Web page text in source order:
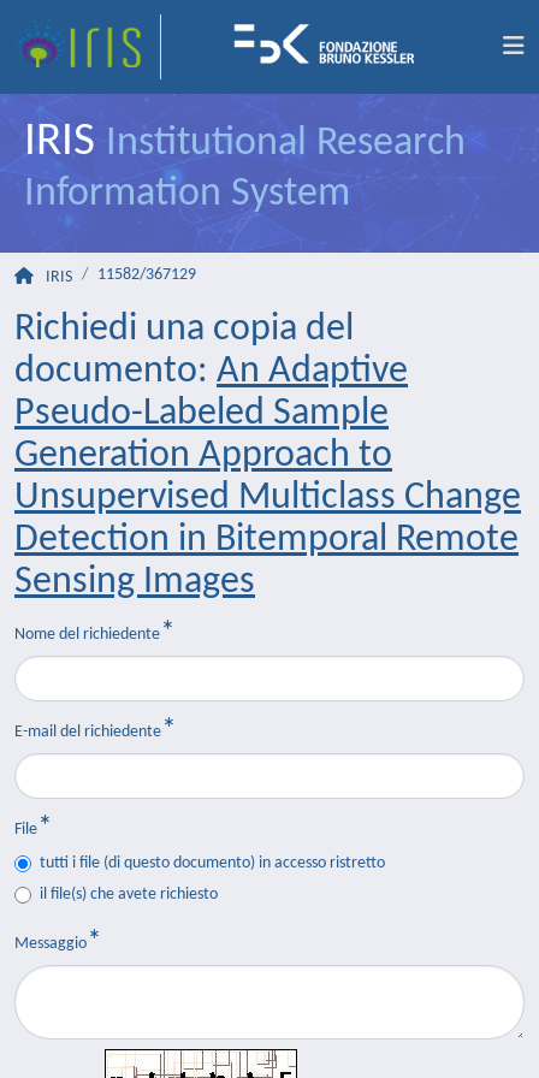
IRIS Institutional Research
Information System
IRIS 11582/367129
Richiedi una copia del
documento: An Adaptive
Pseudo-Labeled Sample
Generation Approach to
Unsupervised Multiclass Change
Detection in Bitemporal Remote
Sensing Images
Nome del richiedente
E-mail del richiedente
File
tutti i file (di questo documento) in accesso ristretto
il file(s) che avete richiesto
Messaggio